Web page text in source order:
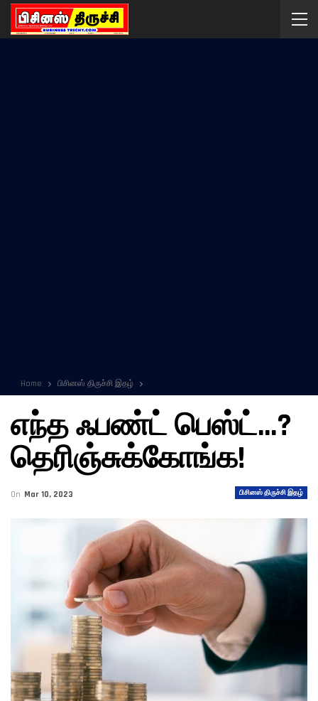
Home பிசினஸ் திருச்சி இதழ்
எந்த ஃபண்ட் பெஸ்ட்…?
தெரிஞ்சுக்கோங்க!
பிசினஸ் திருச்சி இதழ்
On Mar 10, 2023